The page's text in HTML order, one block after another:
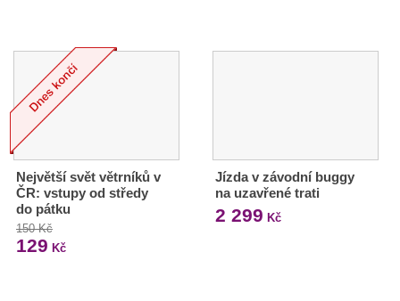
Největší svět větrníků v
ČR: vstupy od středy
do pátku
150 Kč
129 Kč
Jízda v závodní buggy
na uzavřené trati
2 299 Kč